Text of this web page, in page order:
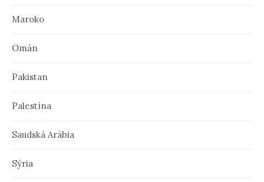
Maroko
Omán
Pakistan
Palestína
Saudská Arábia
Sýria